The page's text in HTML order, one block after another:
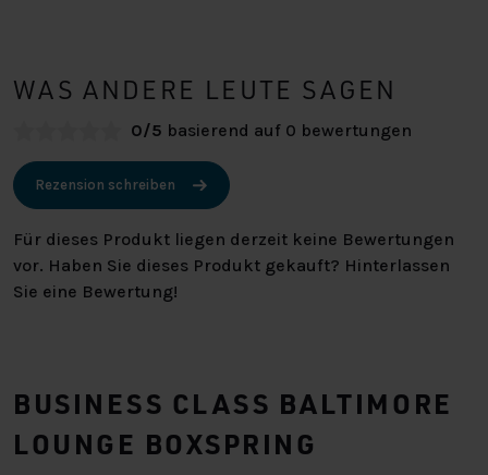
WAS ANDERE LEUTE SAGEN
0/5 basierend auf 0 bewertungen
Rezension schreiben
Für dieses Produkt liegen derzeit keine Bewertungen
vor. Haben Sie dieses Produkt gekauft? Hinterlassen
Sie eine Bewertung!
BUSINESS CLASS BALTIMORE
LOUNGE BOXSPRING